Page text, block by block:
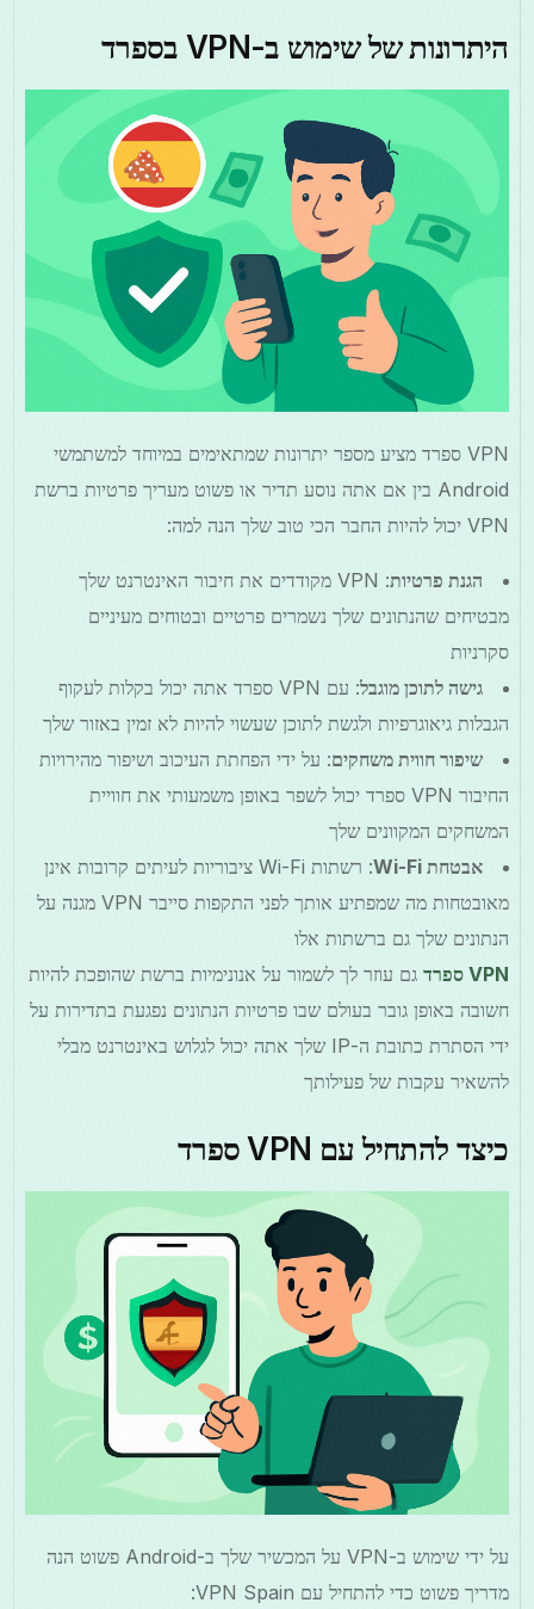
היתרונות של שימוש ב-VPN בספרד
VPN ספרד מציע מספר יתרונות שמתאימים במיוחד למשתמשי
Android בין אם אתה נוסע תדיר או פשוט מעריך פרטיות ברשת
VPN יכול להיות החבר הכי טוב שלך הנה למה:
הגנת פרטיות
: VPN מקודדים את חיבור האינטרנט שלך
מבטיחים שהנתונים שלך נשמרים פרטיים ובטוחים מעיניים
סקרניות
גישה לתוכן מוגבל
: עם VPN ספרד אתה יכול בקלות לעקוף
הגבלות גיאוגרפיות ולגשת לתוכן שעשוי להיות לא זמין באזור שלך
שיפור חווית משחקים: על ידי הפחתת העיכוב ושיפור מהירויות
החיבור VPN ספרד יכול לשפר באופן משמעותי את חוויית
המשחקים המקוונים שלך
אבטחת Wi-Fi
: רשתות Wi-Fi ציבוריות לעיתים קרובות אינן
מאובטחות מה שמפתיע אותך לפני התקפות סייבר VPN מגנה על
הנתונים שלך גם ברשתות אלו
VPN ספרד
גם עוזר לך לשמור על אנונימיות ברשת שהופכת להיות
חשובה באופן גובר בעולם שבו פרטיות הנתונים נפגעת בתדירות על
ידי הסתרת כתובת ה-IP שלך אתה יכול לגלוש באינטרנט מבלי
להשאיר עקבות של פעילותך
כיצד להתחיל עם VPN ספרד
על ידי שימוש ב-VPN על המכשיר שלך ב-Android פשוט הנה
מדריך פשוט כדי להתחיל עם VPN Spain: